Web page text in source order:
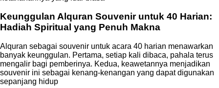
Keunggulan Alquran Souvenir untuk 40 Harian:
Hadiah Spiritual yang Penuh Makna
Alquran sebagai souvenir untuk acara 40 harian menawarkan
banyak keunggulan. Pertama, setiap kali dibaca, pahala terus
mengalir bagi pemberinya. Kedua, keawetannya menjadikan
souvenir ini sebagai kenang-kenangan yang dapat digunakan
sepanjang hidup